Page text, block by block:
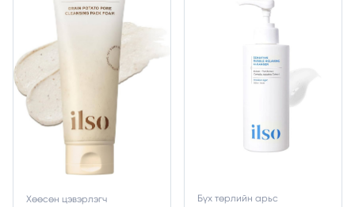
Хөөсөн цэвэрлэгч Бүх төрлийн арьс